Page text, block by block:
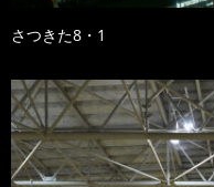
さつきた8・1